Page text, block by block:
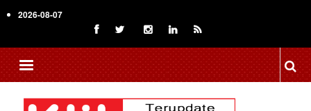
to
content
2026-08-07